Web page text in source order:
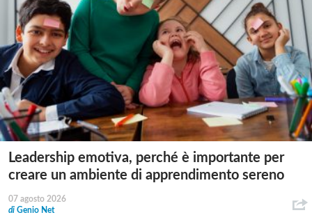
Leadership emotiva, perché è importante per
creare un ambiente di apprendimento sereno
07 agosto 2026
di Genio Net